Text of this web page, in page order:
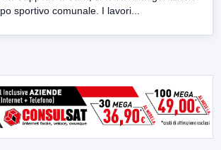
sportivo comunale. I lavori...